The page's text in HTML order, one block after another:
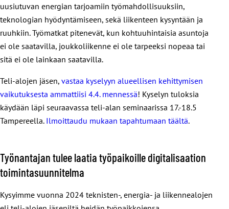
uusiutuvan energian tarjoamiin työmahdollisuuksiin,
teknologian hyödyntämiseen, sekä liikenteen kysyntään ja
ruuhkiin. Työmatkat pitenevät, kun kohtuuhintaisia asuntoja
ei ole saatavilla, joukkoliikenne ei ole tarpeeksi nopeaa tai
sitä ei ole lainkaan saatavilla.
Teli-alojen jäsen, vastaa kyselyyn alueellisen kehittymisen
vaikutuksesta ammattiisi 4.4. mennessä! Kyselyn tuloksia
käydään läpi seuraavassa teli-alan seminaarissa 17.-18.5
Tampereella. Ilmoittaudu mukaan tapahtumaan täältä.
Työnantajan tulee laatia työpaikoille digitalisaation
toimintasuunnitelma
Kysyimme vuonna 2024 teknisten-, energia- ja liikennealojen